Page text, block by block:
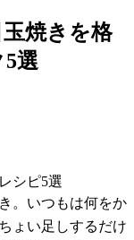
玉焼きを格
選
シピ5選
。いつもは何をか
ょい足しするだけ